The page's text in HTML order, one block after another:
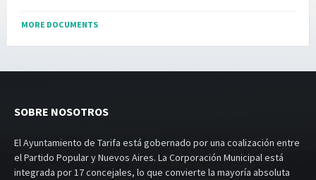
MORE DOCUMENTS
SOBRE NOSOTROS
El Ayuntamiento de Tarifa está gobernado por una coalización entre
el Partido Popular y Nuevos Aires. La Corporación Municipal está
integrada por 17 concejales, lo que convierte la mayoría absoluta